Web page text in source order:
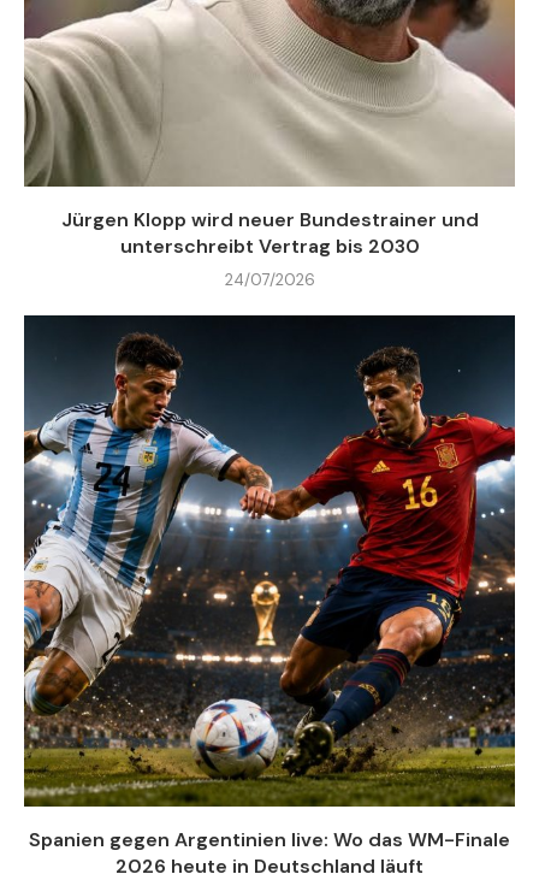
Jürgen Klopp wird neuer Bundestrainer und
unterschreibt Vertrag bis 2030
24/07/2026
Spanien gegen Argentinien live: Wo das WM-Finale
2026 heute in Deutschland läuft